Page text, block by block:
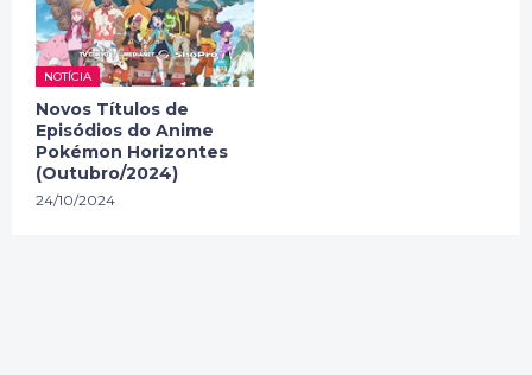
NOTÍCIA
Novos Títulos de
Episódios do Anime
Pokémon Horizontes
(Outubro/2024)
24/10/2024